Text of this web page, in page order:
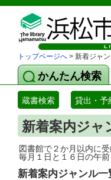
トップページへ > 新着ジャ
かんたん検索
蔵書検索 貸出・予
新着案内ジャ
図書館で２か月以内に
毎月１日と１６日の午
新着案内ジャンル一